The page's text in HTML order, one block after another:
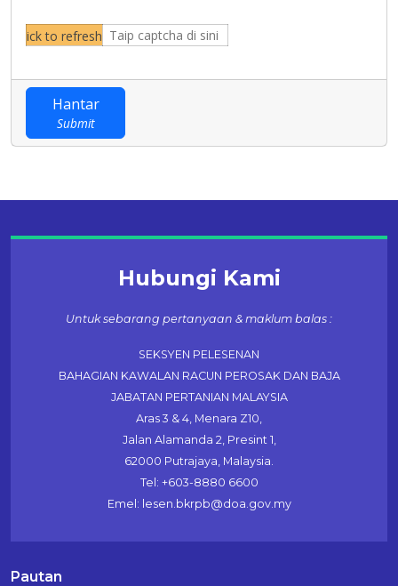
Hantar
Submit
Hubungi Kami
Untuk sebarang pertanyaan & maklum balas :
SEKSYEN PELESENAN
BAHAGIAN KAWALAN RACUN PEROSAK DAN BAJA
JABATAN PERTANIAN MALAYSIA
Aras 3 & 4, Menara Z10,
Jalan Alamanda 2, Presint 1,
62000 Putrajaya, Malaysia.
Tel: +603-8880 6600
Emel: lesen.bkrpb@doa.gov.my
Pautan